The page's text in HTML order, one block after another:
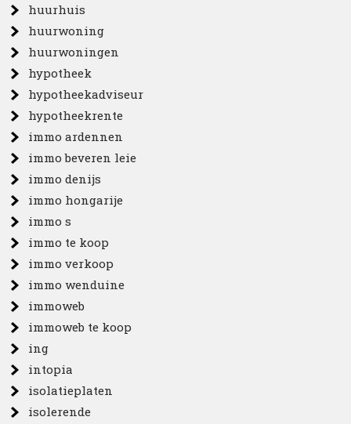
huurhuis
huurwoning
huurwoningen
hypotheek
hypotheekadviseur
hypotheekrente
immo ardennen
immo beveren leie
immo denijs
immo hongarije
immo s
immo te koop
immo verkoop
immo wenduine
immoweb
immoweb te koop
ing
intopia
isolatieplaten
isolerende